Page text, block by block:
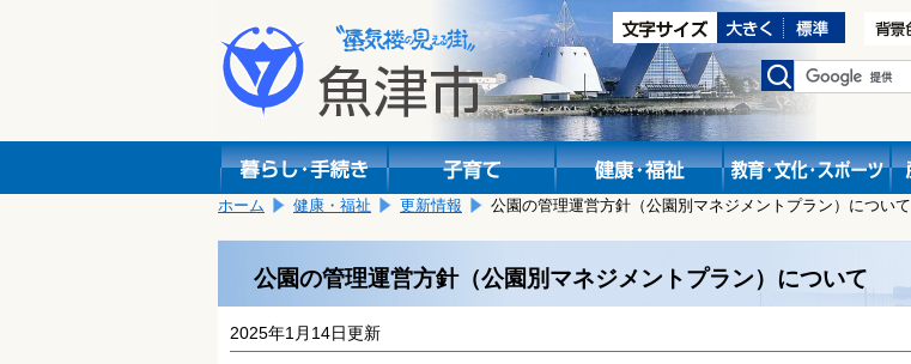
し
ホーム 健康・福祉 更新情報 公園の管理運営方針（公園別マネジメントプラン）について
公園の管理運営方針（公園別マネジメントプラン）について
2025年1月14日更新